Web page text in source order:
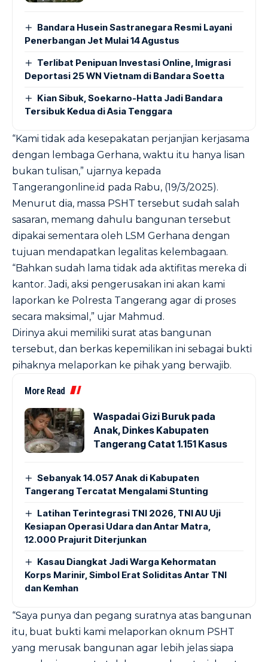
Bandara Husein Sastranegara Resmi Layani
Penerbangan Jet Mulai 14 Agustus
Terlibat Penipuan Investasi Online, Imigrasi
Deportasi 25 WN Vietnam di Bandara Soetta
Kian Sibuk, Soekarno-Hatta Jadi Bandara
Tersibuk Kedua di Asia Tenggara
“Kami tidak ada kesepakatan perjanjian kerjasama
dengan lembaga Gerhana, waktu itu hanya lisan
bukan tulisan,” ujarnya kepada
Tangerangonline.id pada Rabu, (19/3/2025).
Menurut dia, massa PSHT tersebut sudah salah
sasaran, memang dahulu bangunan tersebut
dipakai sementara oleh LSM Gerhana dengan
tujuan mendapatkan legalitas kelembagaan.
“Bahkan sudah lama tidak ada aktifitas mereka di
kantor. Jadi, aksi pengerusakan ini akan kami
laporkan ke Polresta Tangerang agar di proses
secara maksimal,” ujar Mahmud.
Dirinya akui memiliki surat atas bangunan
tersebut, dan berkas kepemilikan ini sebagai bukti
pihaknya melaporkan ke pihak yang berwajib.
More Read
Waspadai Gizi Buruk pada
Anak, Dinkes Kabupaten
Tangerang Catat 1.151 Kasus
Sebanyak 14.057 Anak di Kabupaten
Tangerang Tercatat Mengalami Stunting
Latihan Terintegrasi TNI 2026, TNI AU Uji
Kesiapan Operasi Udara dan Antar Matra,
12.000 Prajurit Diterjunkan
Kasau Diangkat Jadi Warga Kehormatan
Korps Marinir, Simbol Erat Soliditas Antar TNI
dan Kemhan
“Saya punya dan pegang suratnya atas bangunan
itu, buat bukti kami melaporkan oknum PSHT
yang merusak bangunan agar lebih jelas siapa